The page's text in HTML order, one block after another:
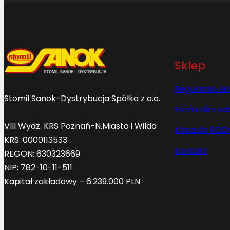
Stomil Sanok-Dystrybucja Spółka z o.o.
VIII Wydz. KRS Poznań-N.Miasto i Wilda
KRS: 0000113533
REGON: 630323669
NIP: 782-10-11-511
Kapitał zakładowy – 6.239.000 PLN
Sklep
Regulamin
Formularz
Klauzula
Kontakt